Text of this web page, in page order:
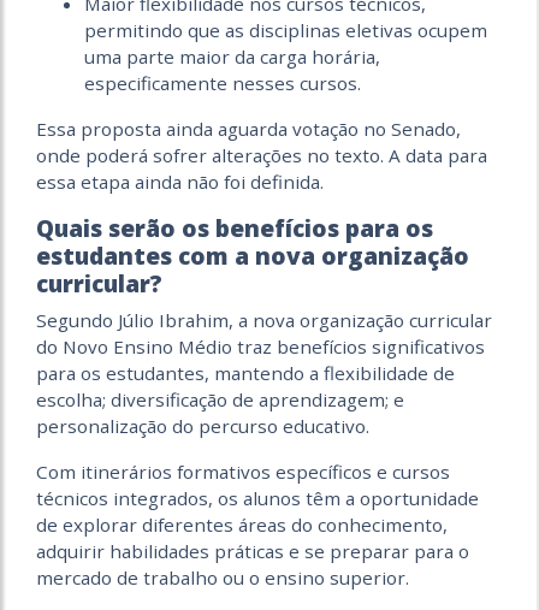
permitindo que as disciplinas eletivas ocupem
uma parte maior da carga horária,
especificamente nesses cursos.
‎Essa proposta ainda aguarda votação no Senado,
onde poderá sofrer alterações no texto. A data para
essa etapa ainda não foi definida.
Quais serão os benefícios para os
estudantes com a nova organização
curricular?
Segundo Júlio Ibrahim, a nova organização curricular
do Novo Ensino Médio traz benefícios significativos
para os estudantes, mantendo a flexibilidade de
escolha; diversificação de aprendizagem; e
personalização do percurso educativo.
Com itinerários formativos específicos e cursos
técnicos integrados, os alunos têm a oportunidade
de explorar diferentes áreas do conhecimento,
adquirir habilidades práticas e se preparar para o
mercado de trabalho ou o ensino superior.